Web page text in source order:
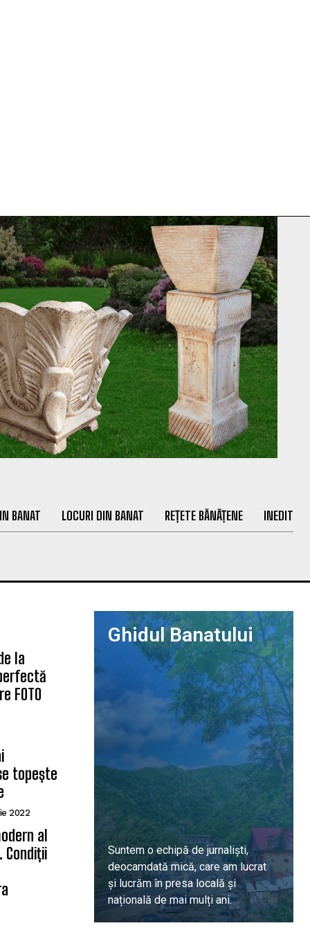
BANAT LOCURI DIN BANAT REȚETE BĂNĂȚENE INEDIT
la
FOTO
topește
2022
al
Condiții
Ghidul Banatului
Suntem o echipă de jurnaliști,
deocamdată mică, care am lucrat
și lucrăm în presa locală și
națională de mai mulți ani.